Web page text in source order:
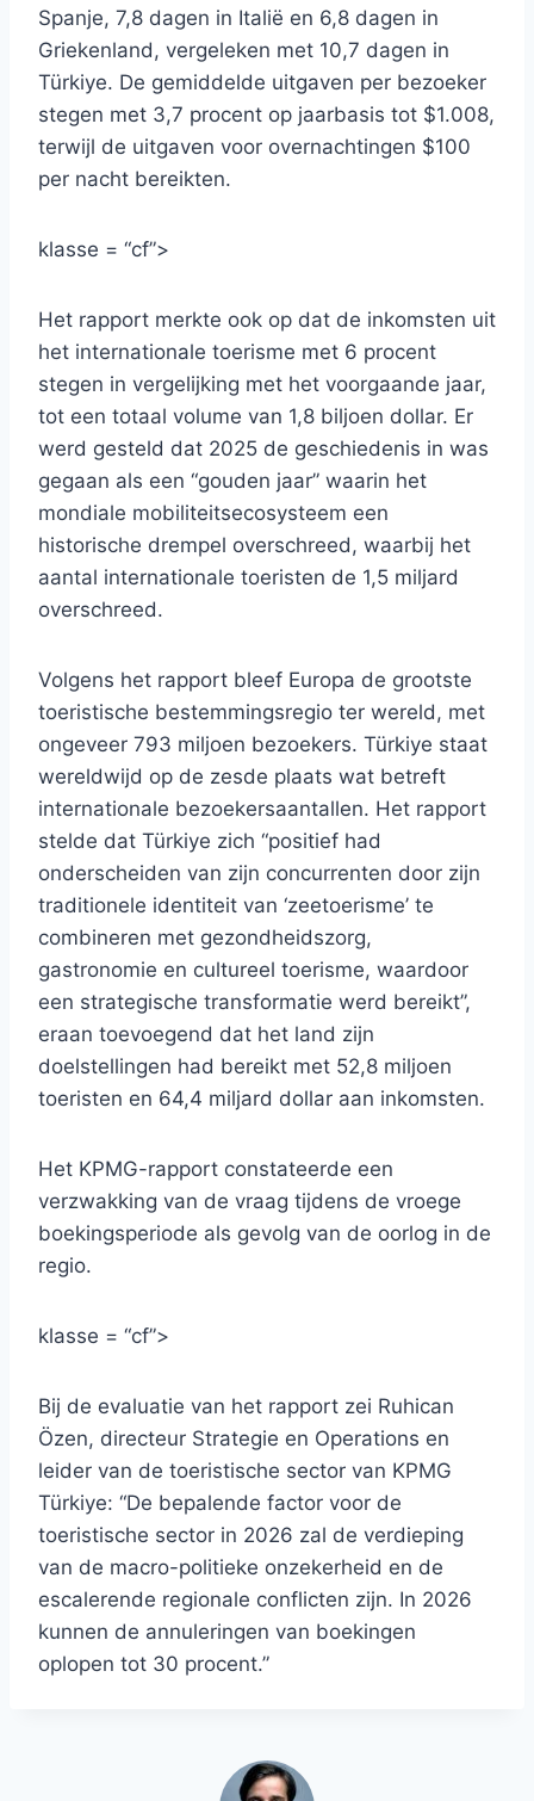
Spanje, 7,8 dagen in Italië en 6,8 dagen in
Griekenland, vergeleken met 10,7 dagen in
Türkiye. De gemiddelde uitgaven per bezoeker
stegen met 3,7 procent op jaarbasis tot $1.008,
terwijl de uitgaven voor overnachtingen $100
per nacht bereikten.
klasse = “cf”>
Het rapport merkte ook op dat de inkomsten uit
het internationale toerisme met 6 procent
stegen in vergelijking met het voorgaande jaar,
tot een totaal volume van 1,8 biljoen dollar. Er
werd gesteld dat 2025 de geschiedenis in was
gegaan als een “gouden jaar” waarin het
mondiale mobiliteitsecosysteem een ​​
historische drempel overschreed, waarbij het
aantal internationale toeristen de 1,5 miljard
overschreed.
Volgens het rapport bleef Europa de grootste
toeristische bestemmingsregio ter wereld, met
ongeveer 793 miljoen bezoekers. Türkiye staat
wereldwijd op de zesde plaats wat betreft
internationale bezoekersaantallen. Het rapport
stelde dat Türkiye zich “positief had
onderscheiden van zijn concurrenten door zijn
traditionele identiteit van ‘zeetoerisme’ te
combineren met gezondheidszorg,
gastronomie en cultureel toerisme, waardoor
een strategische transformatie werd bereikt”,
eraan toevoegend dat het land zijn
doelstellingen had bereikt met 52,8 miljoen
toeristen en 64,4 miljard dollar aan inkomsten.
Het KPMG-rapport constateerde een
verzwakking van de vraag tijdens de vroege
boekingsperiode als gevolg van de oorlog in de
regio.
klasse = “cf”>
Bij de evaluatie van het rapport zei Ruhican
Özen, directeur Strategie en Operations en
leider van de toeristische sector van KPMG
Türkiye: “De bepalende factor voor de
toeristische sector in 2026 zal de verdieping
van de macro-politieke onzekerheid en de
escalerende regionale conflicten zijn. In 2026
kunnen de annuleringen van boekingen
oplopen tot 30 procent.”